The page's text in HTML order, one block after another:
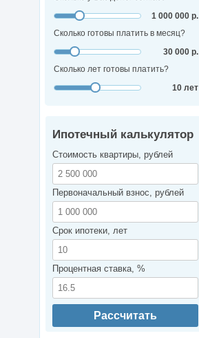
1 000 000 р.
Сколько готовы платить в месяц?
30 000 р.
Сколько лет готовы платить?
10 лет
Ипотечный калькулятор
Стоимость квартиры, рублей
Первоначальный взнос, рублей
Срок ипотеки, лет
Процентная ставка, %
Рассчитать